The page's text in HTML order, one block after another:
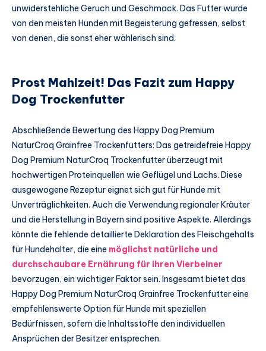
unwiderstehliche Geruch und Geschmack. Das Futter wurde
von den meisten Hunden mit Begeisterung gefressen, selbst
von denen, die sonst eher wählerisch sind.
Prost Mahlzeit! Das Fazit zum Happy
Dog Trockenfutter
Abschließende Bewertung des Happy Dog Premium
NaturCroq Grainfree Trockenfutters: Das getreidefreie Happy
Dog Premium NaturCroq Trockenfutter überzeugt mit
hochwertigen Proteinquellen wie Geflügel und Lachs. Diese
ausgewogene Rezeptur eignet sich gut für Hunde mit
Unverträglichkeiten. Auch die Verwendung regionaler Kräuter
und die Herstellung in Bayern sind positive Aspekte. Allerdings
könnte die fehlende detaillierte Deklaration des Fleischgehalts
für Hundehalter, die eine möglichst natürliche und
durchschaubare Ernährung für ihren Vierbeiner
bevorzugen, ein wichtiger Faktor sein. Insgesamt bietet das
Happy Dog Premium NaturCroq Grainfree Trockenfutter eine
empfehlenswerte Option für Hunde mit speziellen
Bedürfnissen, sofern die Inhaltsstoffe den individuellen
Ansprüchen der Besitzer entsprechen.